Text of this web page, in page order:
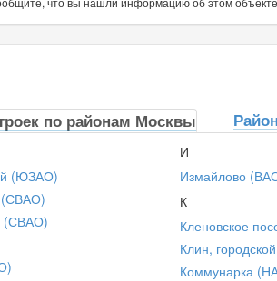
по районам Москвы
(ЮЗАО)
(СВАО)
(СВАО)
И
Измайлово
К
Кленовское
Клин,
Коммунарка